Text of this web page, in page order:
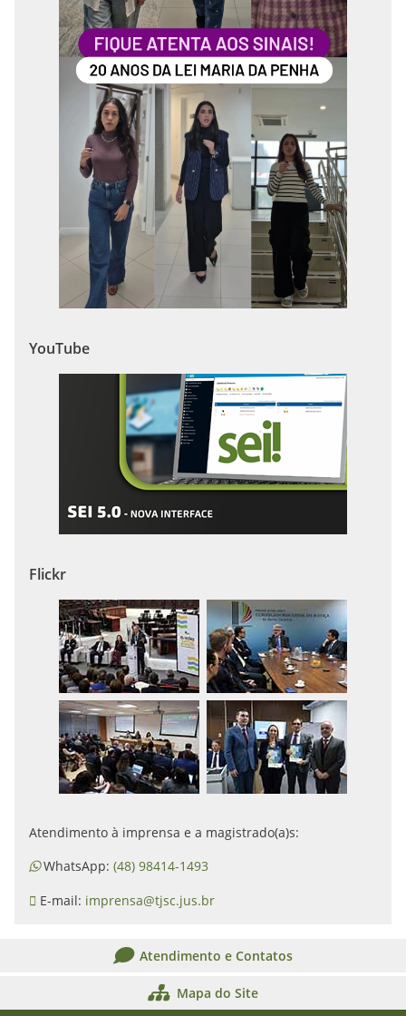
YouTube
Flickr
Atendimento à imprensa e a magistrado(a)s:
WhatsApp: (48) 98414-1493
E-mail: imprensa@tjsc.jus.br
Atendimento e Contatos
Mapa do Site